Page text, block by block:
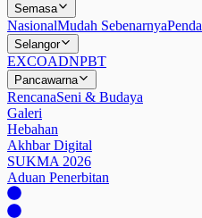
Semasa
NasionalMudah Sebenarnya
Selangor
EXCOADNPBT
Pancawarna
RencanaSeni & Budaya
Galeri
Hebahan
Akhbar Digital
SUKMA 2026
Aduan Penerbitan